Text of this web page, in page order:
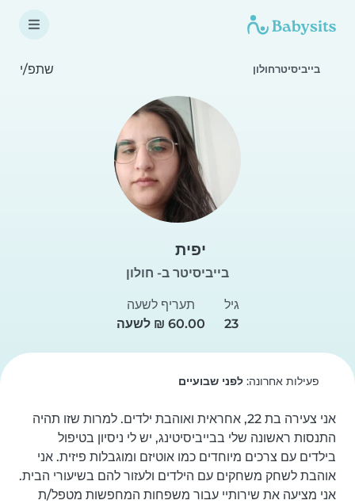
בייביסיטרחולון שתפ/י
יפית
בייביסיטר ב- חולון
גיל
23
תעריף לשעה
פעילות אחרונה:לפני שבועיים